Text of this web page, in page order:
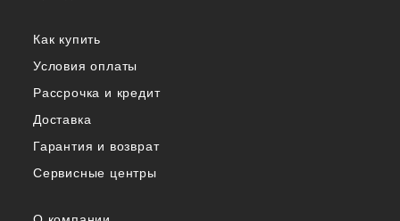
Как купить
Условия оплаты
Рассрочка и кредит
Доставка
Гарантия и возврат
Сервисные центры